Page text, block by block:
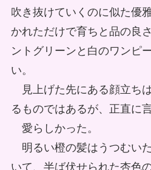
吹き抜けていくのに似た優
かれただけで育ちと品の良
ントグリーンと白のワンピ
い。
見上げた先にある顔立ち
るものではあるが、正直に言
愛らしかった。
明るい橙の髪はうつむい
いて、半ば伏せられた杏色